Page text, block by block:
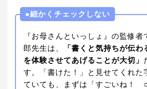
●細かくチェックしない
『お母さんといっしょ』の監修者
郎先生は、
「書くと気持ちが伝わ
を体験させてあげることが大切」
す。「書けた！」と見せてくれた
ていても、まずは「すごいね！